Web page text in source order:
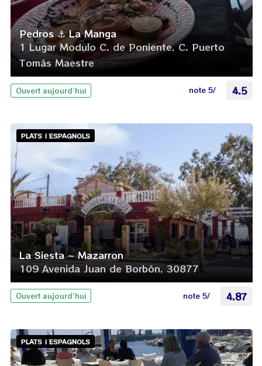
Pedros ⚓ La Manga
1 Lugar Modulo C. de Poniente, C. Puerto
Tomás Maestre
Ouvert aujourd’hui note 5/ 4.5
PLATS | ESPAGNOLS
La Siesta ~ Mazarron
109 Avenida Juan de Borbón, 30877
Ouvert aujourd’hui note 5/ 4.87
PLATS | ESPAGNOLS